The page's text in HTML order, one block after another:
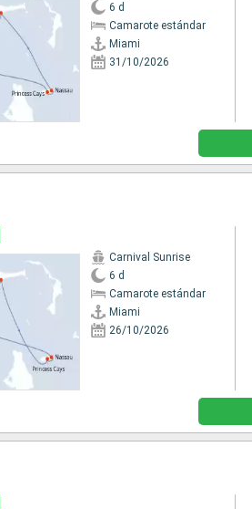
6 d
Camarote estándar
Miami
31/10/2026
Carnival Sunrise
6 d
Camarote estándar
Miami
26/10/2026